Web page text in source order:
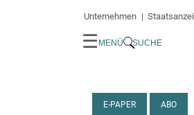
Unternehmen
☰ MENÜ SUCHE
E-PAPER ABO